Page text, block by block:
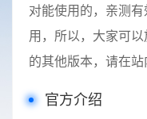
对能使用的，亲测
用，所以，大家可
的其他版本，请在站
官方介绍